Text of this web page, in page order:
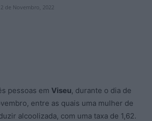
2 de Novembro, 2022
pessoas em Viseu, durante o dia de
entre as quais uma mulher de
alcoolizada, com uma taxa de 1,62.